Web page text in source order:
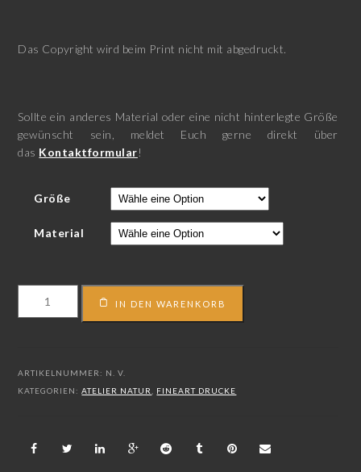
Das Copyright wird beim Print nicht mit abgedruckt.
Sollte ein anderes Material oder eine nicht hinterlegte Größe
gewünscht sein, meldet Euch gerne direkt über
das Kontaktformular!
Größe
Material
Menge
IN DEN WARENKORB
ARTIKELNUMMER: N. V.
KATEGORIEN:ATELIER NATUR FINEART DRUCKE